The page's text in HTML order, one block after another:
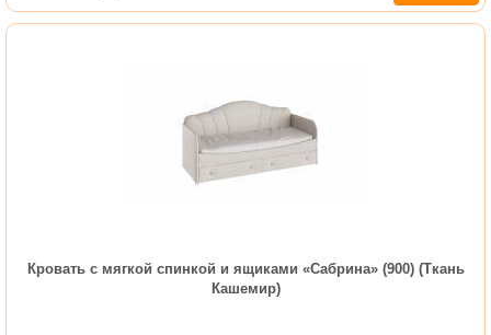
Кровать с мягкой спинкой и ящиками «Сабрина» (900) (Ткань
Кашемир)